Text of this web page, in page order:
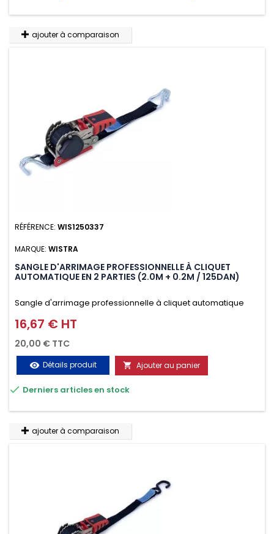
ajouter à comparaison
RÉFÉRENCE: WIS1250337
MARQUE: WISTRA
SANGLE D'ARRIMAGE PROFESSIONNELLE À CLIQUET
AUTOMATIQUE EN 2 PARTIES (2.0M + 0.2M / 125DAN)
Sangle d'arrimage professionnelle à cliquet automatique
avec crochet deux doigts soudés en J en 2 parties (2.0M +
0.2M / 125daN), simple et rapide d'utilisation. Permet
d'arrimer et de sécuriser vos chargements pendant le
transport. Matière polyester très résistante aux UV et aux
variations de températures, n'absorbe pas l'eau.
Prix
16,67 € HT
20,00 € TTC
visibility Détails produit  Ajouter au panier
 Derniers articles en stock
ajouter à comparaison